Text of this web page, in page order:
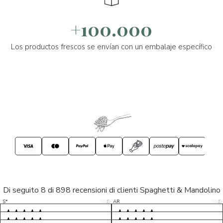
+100.000
Los productos frescos se envían con un embalaje específico
Di seguito 8 di 898 recensioni di clienti Spaghetti & Mandolino
S* 5/5
LP 5/5
M* 5/5
AR 5/5
D* 5/5
S* 5/5